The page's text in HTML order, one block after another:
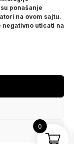
ponašanje
na ovom sajtu.
negativno uticati na
0